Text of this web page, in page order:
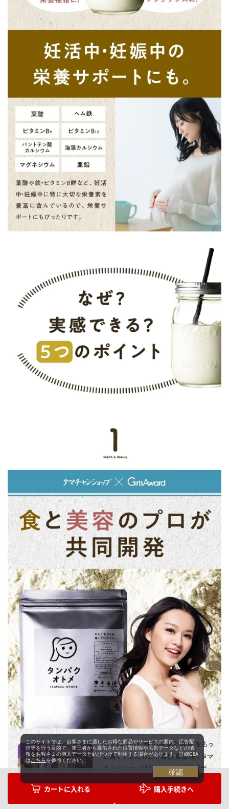
購入手続きへ
このサイトでは、お客さまに適したお得な商品やサービスの案内、広告配
信等を行う目的で、第三者から提供された位置情報や広告データなどの情
報をお客さまの個人データと結びつけて利用する場合があります。詳細Q&A
は こちらを参照ください。
確認